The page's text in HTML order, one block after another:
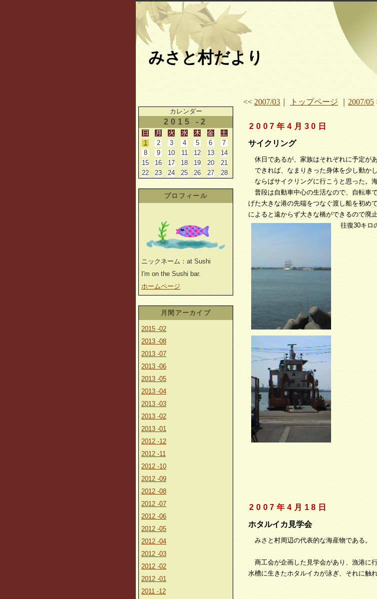
みさと村だより
カレンダー
2015 -2
日 月 火 水 木 金
土
1
2 3 4 5 6
7
8
9 10 11 12 13
14
15
16 17 18 19 20
21
22
23 24 25 26 27 28
プロフィール
ニックネーム：at Sushi
I'm on the Sushi bar.
ホームページ
月間アーカイブ
2015 -02
2013 -08
2013 -07
2013 -06
2013 -05
2013 -04
2013 -03
2013 -02
2013 -01
2012 -12
2012 -11
2012 -10
2012 -09
2012 -08
2012 -07
2012 -06
2012 -05
2012 -04
2012 -03
2012 -02
2012 -01
2011 -12
<< 2007/03 トップページ 2007/05
2007年4月30日
サイクリング
休日であるが、家族はそれぞれに予定が
できれば、なまりきった身体を少し動かし
ならばサイクリングに行こうと思った。
普段は自動車中心の生活なので、自転車
げた大きな港の先端をつなぐ渡し船を初め
によると遠からず大きな橋ができるので廃
往復30キロ
2007年4月18日
ホタルイカ見学会
みさと村周辺の代表的な海産物である。
商工会が企画した見学会があり、漁港に
水槽に生きたホタルイカが泳ぎ、それに触